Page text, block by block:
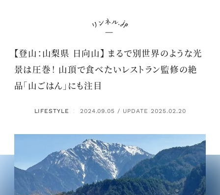
【登山：山梨県 日向山】 まるで別世界のような光
景は圧巻！ 山頂で食べたいレストラン監修の絶
品「山ごはん」にも注目
LIFESTYLE ： 2024.09.05 / UPDATE 2025.02.20